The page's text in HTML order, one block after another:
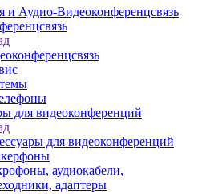
и Аудио-Видеоконференцсвязь
для видеоконференций
для видеоконференций
аудиокабели,
адаптеры